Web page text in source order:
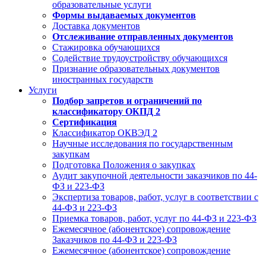
образовательные услуги
Формы выдаваемых документов
Доставка документов
Отслеживание отправленных документов
Стажировка обучающихся
Содействие трудоустройству обучающихся
Признание образовательных документов
иностранных государств
Услуги
Подбор запретов и ограничений по
классификатору ОКПД 2
Сертификация
Классификатор ОКВЭД 2
Научные исследования по государственным
закупкам
Подготовка Положения о закупках
Аудит закупочной деятельности заказчиков по 44-
ФЗ и 223-ФЗ
Экспертиза товаров, работ, услуг в соответствии с
44-ФЗ и 223-ФЗ
Приемка товаров, работ, услуг по 44-ФЗ и 223-ФЗ
Ежемесячное (абонентское) сопровождение
Заказчиков по 44-ФЗ и 223-ФЗ
Ежемесячное (абонентское) сопровождение